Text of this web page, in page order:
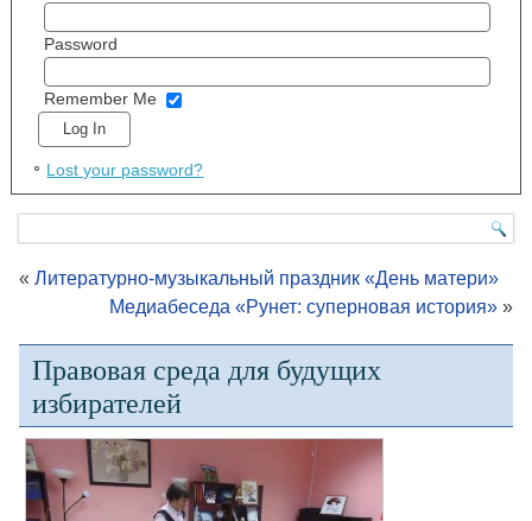
Password
Remember Me
Lost your password?
«Литературно-музыкальный праздник «День матери»
Медиабеседа «Рунет: суперновая история»»
Правовая среда для будущих
избирателей